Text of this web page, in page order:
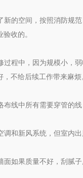
新的空间，按照消防规
收的。
过程中，因为规模小，
不给后续工作带来麻烦
布线中所有需要穿管的
调和新风系统，但室内
面如果质量不好，刮腻子